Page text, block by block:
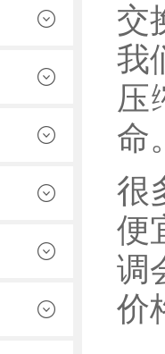
交
我
压
命
很
便
调
价